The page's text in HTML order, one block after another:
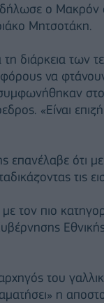
δήλωσε ο
Μητσοτάκη.
διάρκεια των
να
στο
«Είναι
επανέλαβε ότι
τις
με τον πιο
του
η